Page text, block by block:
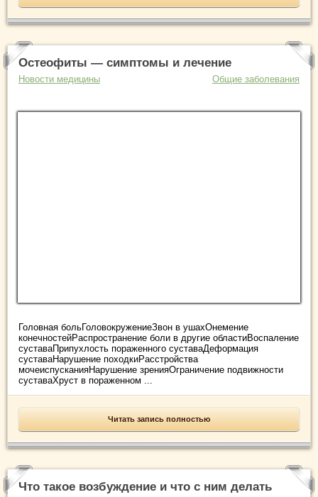
Остеофиты — симптомы и лечение
Новости медицины Общие заболевания
Головная больГоловокружениеЗвон в ушахОнемение
конечностейРаспространение боли в другие областиВоспаление
суставаПрипухлость пораженного суставаДеформация
суставаНарушение походкиРасстройства
мочеиспусканияНарушение зренияОграничение подвижности
суставаХруст в пораженном ...
Читать запись полностью
Что такое возбуждение и что с ним делать